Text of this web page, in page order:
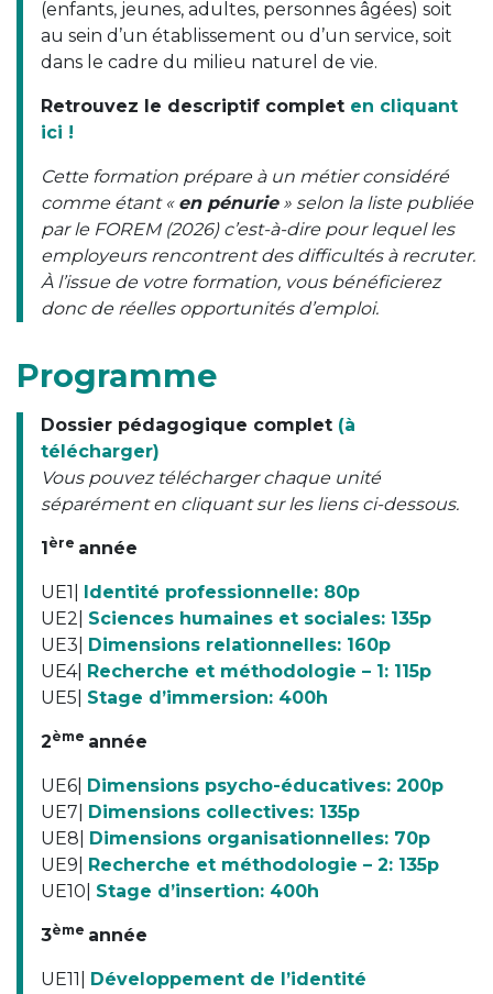
(enfants, jeunes, adultes, personnes âgées) soit
au sein d’un établissement ou d’un service, soit
dans le cadre du milieu naturel de vie.
Retrouvez le descriptif complet en cliquant
ici !
Cette formation prépare à un métier considéré
comme étant « en pénurie» selon la liste publiée
par le FOREM (2026) c’est-à-dire pour lequel les
employeurs rencontrent des difficultés à recruter.
À l’issue de votre formation, vous bénéficierez
donc de réelles opportunités d’emploi.
Programme
Dossier pédagogique complet (à
télécharger)
Vous pouvez télécharger chaque unité
séparément en cliquant sur les liens ci-dessous.
1ère année
UE1| Identité professionnelle: 80p
UE2| Sciences humaines et sociales: 135p
UE3| Dimensions relationnelles: 160p
UE4| Recherche et méthodologie – 1: 115p
UE5| Stage d’immersion: 400h
2ème année
UE6| Dimensions psycho-éducatives: 200p
UE7| Dimensions collectives: 135p
UE8| Dimensions organisationnelles: 70p
UE9| Recherche et méthodologie – 2: 135p
UE10| Stage d’insertion: 400h
3ème année
UE11| Développement de l’identité